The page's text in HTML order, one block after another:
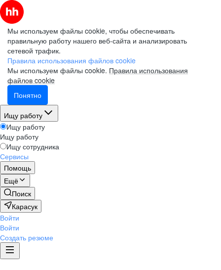
Мы используем файлы cookie, чтобы обеспечивать
правильную работу нашего веб-сайта и анализировать
сетевой трафик.
Правила использования файлов cookie
Мы используем файлы cookie. Правила использования
файлов cookie
Понятно
Ищу работу
Ищу работу
Ищу работу
Ищу сотрудника
Сервисы
Помощь
Ещё
Поиск
Карасук
Войти
Войти
Создать резюме